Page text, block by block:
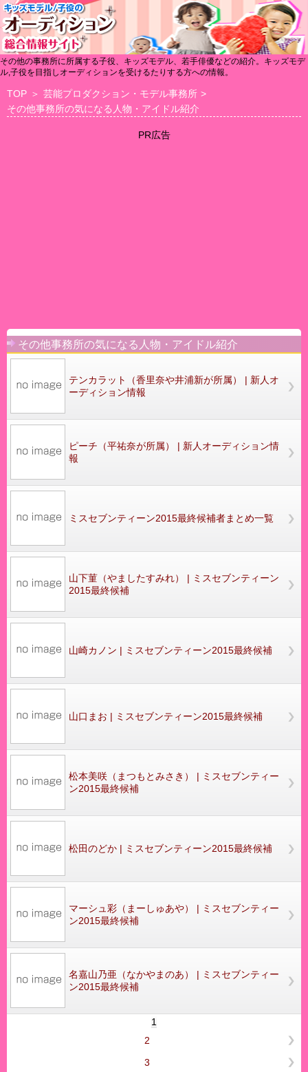
その他の事務所に所属する子役、キッズモデル、若手俳優などの紹介。キッズモデ
ル,子役を目指しオーディションを受けるたりする方への情報。
TOP ＞ 芸能プロダクション・モデル事務所 >
その他事務所の気になる人物・アイドル紹介
PR広告
その他事務所の気になる人物・アイドル紹介
テンカラット（香里奈や井浦新が所属） | 新人オ
ーディション情報
ピーチ（平祐奈が所属） | 新人オーディション情
報
ミスセブンティーン2015最終候補者まとめ一覧
山下菫（やましたすみれ） | ミスセブンティーン
2015最終候補
山崎カノン | ミスセブンティーン2015最終候補
山口まお | ミスセブンティーン2015最終候補
松本美咲（まつもとみさき） | ミスセブンティー
ン2015最終候補
松田のどか | ミスセブンティーン2015最終候補
マーシュ彩（まーしゅあや） | ミスセブンティー
ン2015最終候補
名嘉山乃亜（なかやまのあ） | ミスセブンティー
ン2015最終候補
1
2
3